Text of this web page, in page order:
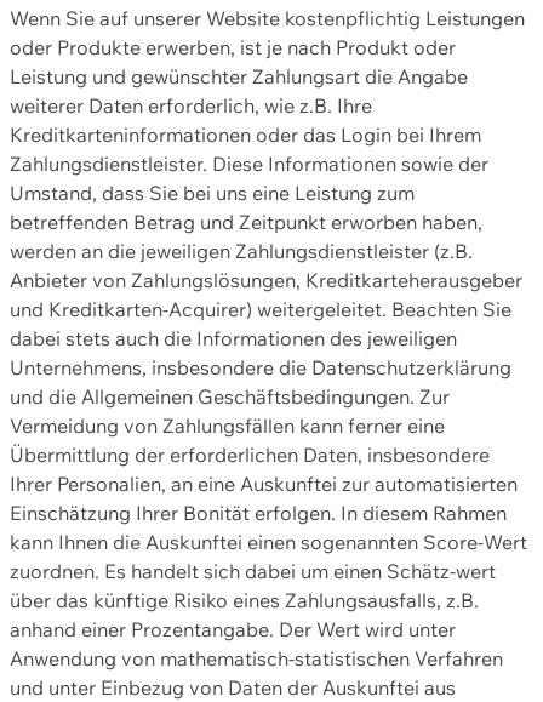
Wenn Sie auf unserer Website kostenpflichtig Leistungen
oder Produkte erwerben, ist je nach Produkt oder
Leistung und gewünschter Zahlungsart die Angabe
weiterer Daten erforderlich, wie z.B. Ihre
Kreditkarteninformationen oder das Login bei Ihrem
Zahlungsdienstleister. Diese Informationen sowie der
Umstand, dass Sie bei uns eine Leistung zum
betreffenden Betrag und Zeitpunkt erworben haben,
werden an die jeweiligen Zahlungsdienstleister (z.B.
Anbieter von Zahlungslösungen, Kreditkarteherausgeber
und Kreditkarten-Acquirer) weitergeleitet. Beachten Sie
dabei stets auch die Informationen des jeweiligen
Unternehmens, insbesondere die Datenschutzerklärung
und die Allgemeinen Geschäftsbedingungen. Zur
Vermeidung von Zahlungsfällen kann ferner eine
Übermittlung der erforderlichen Daten, insbesondere
Ihrer Personalien, an eine Auskunftei zur automatisierten
Einschätzung Ihrer Bonität erfolgen. In diesem Rahmen
kann Ihnen die Auskunftei einen sogenannten Score-Wert
zuordnen. Es handelt sich dabei um einen Schätz-wert
über das künftige Risiko eines Zahlungsausfalls, z.B.
anhand einer Prozentangabe. Der Wert wird unter
Anwendung von mathematisch-statistischen Verfahren
und unter Einbezug von Daten der Auskunftei aus